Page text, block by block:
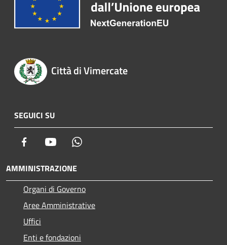
Città di Vimercate
SEGUICI SU
Facebook Youtube
AMMINISTRAZIONE
Organi di Governo
Aree Amministrative
Uffici
Enti e fondazioni